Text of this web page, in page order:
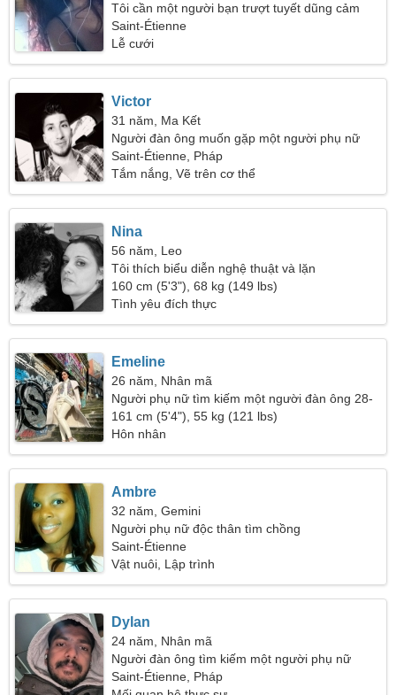
Tôi cần một người bạn trượt tuyết dũng cảm
Saint-Étienne
Lễ cưới
Victor
31 năm, Ma Kết
Người đàn ông muốn gặp một người phụ nữ
Saint-Étienne, Pháp
Tắm nắng, Vẽ trên cơ thể
Nina
56 năm, Leo
Tôi thích biểu diễn nghệ thuật và lặn
160 cm (5'3"), 68 kg (149 lbs)
Tình yêu đích thực
Emeline
26 năm, Nhân mã
Người phụ nữ tìm kiếm một người đàn ông 28-
34
161 cm (5'4"), 55 kg (121 lbs)
Hôn nhân
Ambre
32 năm, Gemini
Người phụ nữ độc thân tìm chồng
Saint-Étienne
Vật nuôi, Lập trình
Dylan
24 năm, Nhân mã
Người đàn ông tìm kiếm một người phụ nữ
Saint-Étienne, Pháp